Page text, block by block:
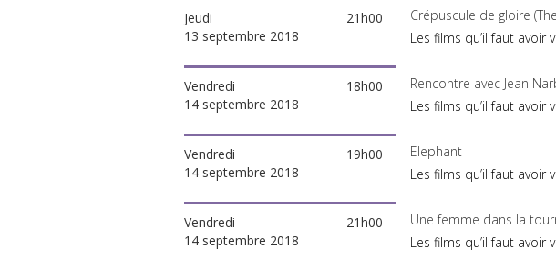
21h00
Jeudi
13 septembre 2018
Crépuscule de gloire
Les films qu’il faut avoir
18h00
Vendredi
14 septembre 2018
Rencontre avec Jean
Les films qu’il faut avoir
19h00
Vendredi
14 septembre 2018
Elephant
Les films qu’il faut avoir
21h00
Vendredi
14 septembre 2018
Une femme dans la
Les films qu’il faut avoir